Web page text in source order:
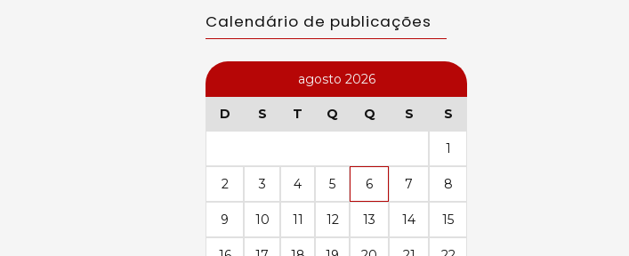
Calendário de publicações
agosto 2026
D S T Q Q S S
1
2 3 4 5 6 7 8
9 10 11 12 13 14 15